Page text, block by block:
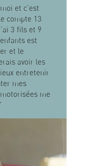
et c’est
compte 13
3 fils et 9
est
et le
avoir les
entretenir
mes
me